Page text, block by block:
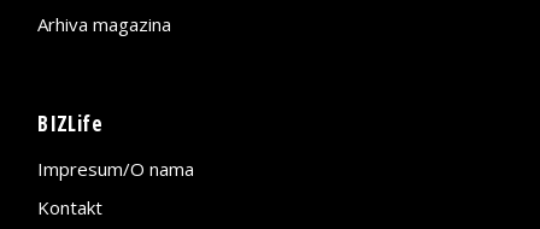
Arhiva magazina
BIZLife
Impresum/O nama
Kontakt